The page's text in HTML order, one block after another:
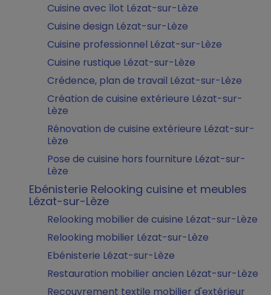
Cuisine avec îlot Lézat-sur-Lèze
Cuisine design Lézat-sur-Lèze
Cuisine professionnel Lézat-sur-Lèze
Cuisine rustique Lézat-sur-Lèze
Crédence, plan de travail Lézat-sur-Lèze
Création de cuisine extérieure Lézat-sur-
Lèze
Rénovation de cuisine extérieure Lézat-sur-
Lèze
Pose de cuisine hors fourniture Lézat-sur-
Lèze
Ebénisterie Relooking cuisine et meubles
Lézat-sur-Lèze
Relooking mobilier de cuisine Lézat-sur-Lèze
Relooking mobilier Lézat-sur-Lèze
Ebénisterie Lézat-sur-Lèze
Restauration mobilier ancien Lézat-sur-Lèze
Recouvrement textile mobilier d'extérieur